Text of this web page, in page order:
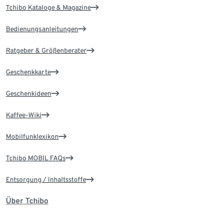
Tchibo Kataloge & Magazine
Bedienungsanleitungen
Ratgeber & Größenberater
Geschenkkarte
Geschenkideen
Kaffee-Wiki
Mobilfunklexikon
Tchibo MOBIL FAQs
Entsorgung / Inhaltsstoffe
Über Tchibo